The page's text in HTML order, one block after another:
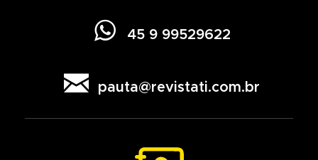
 45 9 99529622
 pauta@revistati.com.br